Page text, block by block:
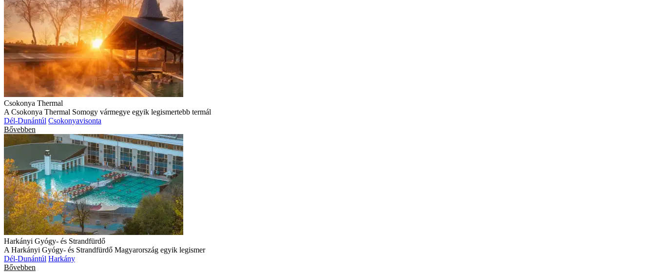
Csokonya Thermal
A Csokonya Thermal Somogy vármegye egyik legismertebb termál
Dél-Dunántúl Csokonyavisonta
Bővebben
Harkányi Gyógy- és Strandfürdő
A Harkányi Gyógy- és Strandfürdő Magyarország egyik legismer
Dél-Dunántúl Harkány
Bővebben